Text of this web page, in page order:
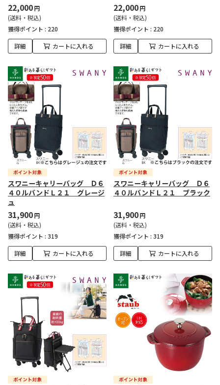
22,000円
(送料・税込)
獲得ポイント : 220
詳細 カートに入れる
22,000円
(送料・税込)
獲得ポイント : 220
詳細 カートに入れる
スワニーキャリーバッグ Ｄ６
４０ルバンドＬ２１ グレージ
ュ
31,900円
(送料・税込)
獲得ポイント : 319
詳細 カートに入れる
スワニーキャリーバッグ Ｄ６
４０ルバンドＬ２１ ブラック
31,900円
(送料・税込)
獲得ポイント : 319
詳細 カートに入れる